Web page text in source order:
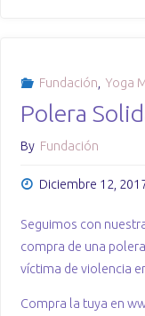
Fundación, Yoga
Polera
By Fundación
Diciembre 12,
Seguimos con
compra de una
víctima de violencia
Compra la tuya en